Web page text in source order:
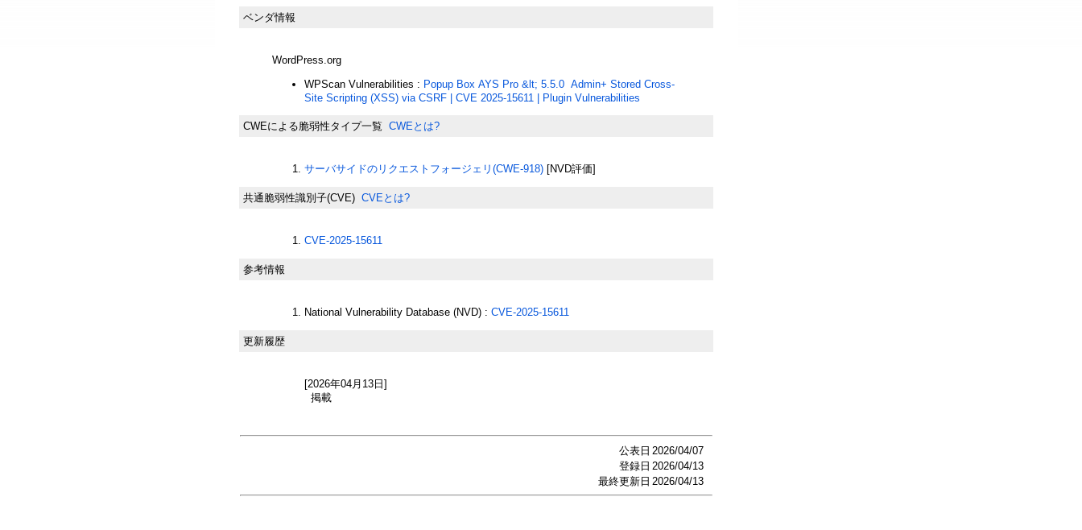
ベンダ情報
WordPress.org
WPScan Vulnerabilities : Popup Box AYS Pro &lt; 5.5.0 Admin+ Stored Cross-
Site Scripting (XSS) via CSRF | CVE 2025-15611 | Plugin Vulnerabilities
CWEによる脆弱性タイプ一覧 CWEとは?
サーバサイドのリクエストフォージェリ(CWE-918) [NVD評価]
共通脆弱性識別子(CVE) CVEとは?
CVE-2025-15611
参考情報
National Vulnerability Database (NVD) : CVE-2025-15611
更新履歴
[2026年04月13日]
掲載
公表日 2026/04/07
登録日 2026/04/13
最終更新日 2026/04/13